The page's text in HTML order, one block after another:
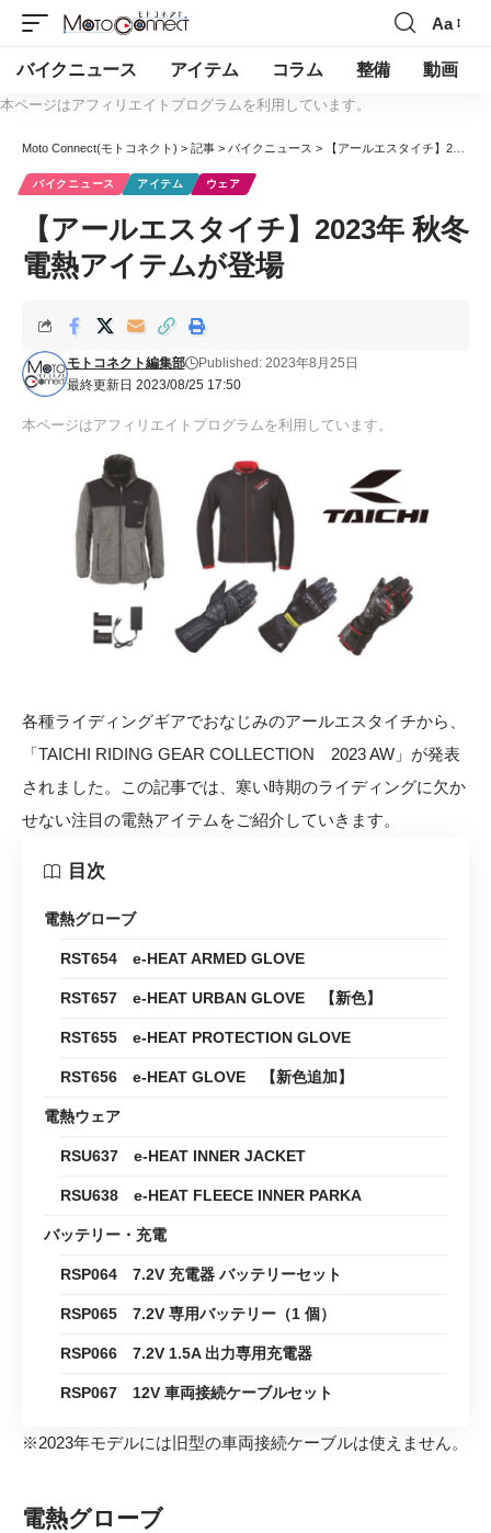
Aa
バイクニュース アイテム コラム 整備 動画
本ページはアフィリエイトプログラムを利用しています。
Moto Connect(モトコネクト) > 記事 > バイクニュース > 【アールエスタイチ】2023年 秋冬 電熱アイテムが登場
バイクニュース アイテム ウェア
【アールエスタイチ】2023年 秋冬
電熱アイテムが登場
最終更新日 2023/08/25 17:50
モトコネクト編集部 Published: 2023年8月25日
本ページはアフィリエイトプログラムを利用しています。
各種ライディングギアでおなじみのアールエスタイチから、
「TAICHI RIDING GEAR COLLECTION 2023 AW」が発表
されました。この記事では、寒い時期のライディングに欠か
せない注目の電熱アイテムをご紹介していきます。
目次
電熱グローブ
RST654 e-HEAT ARMED GLOVE
RST657 e-HEAT URBAN GLOVE 【新色】
RST655 e-HEAT PROTECTION GLOVE
RST656 e-HEAT GLOVE 【新色追加】
電熱ウェア
RSU637 e-HEAT INNER JACKET
RSU638 e-HEAT FLEECE INNER PARKA
バッテリー・充電
RSP064 7.2V 充電器 バッテリーセット
RSP065 7.2V 専用バッテリー（1 個）
RSP066 7.2V 1.5A 出力専用充電器
RSP067 12V 車両接続ケーブルセット
※2023年モデルには旧型の車両接続ケーブルは使えません。
電熱グローブ